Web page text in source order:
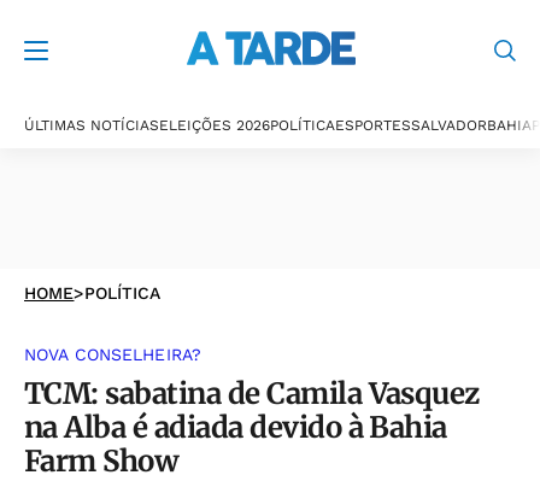
ÚLTIMAS NOTÍCIASELEIÇÕES 2026POLÍTICAESPORTESSALVADORBAHIA
HOME>POLÍTICA
NOVA CONSELHEIRA?
TCM: sabatina de Camila Vasquez
na Alba é adiada devido à Bahia
Farm Show